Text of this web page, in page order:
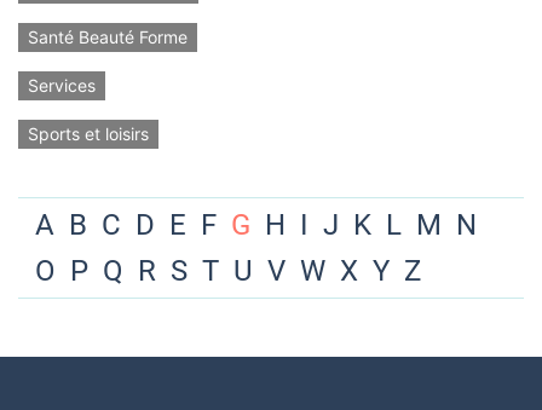
Santé Beauté Forme
Services
Sports et loisirs
A B C D E F G H I J K L M N
O P Q R S T U V W X Y Z